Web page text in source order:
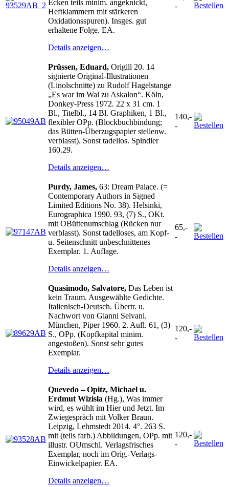
Ecken teils minim. angeknickt,
Heftklammern mit stärkeren
Oxidationsspuren). Insges. gut
erhaltene Folge. EA.
Details anzeigen…
-
Prüssen, Eduard, Origill 20. 14
signierte Original-Illustrationen
(Linolschnitte) zu Rudolf Hagelstange
„Es war im Wal zu Askalon“. Köln,
Donkey-Press 1972. 22 x 31 cm. 1
Bl., Titelbl., 14 Bl. Graphiken, 1 Bl.,
flexibler OPp. (Blockbuchbindung;
das Bütten-Überzugspapier stellenw.
verblasst). Sonst tadellos. Spindler
160.29.
Details anzeigen…
140,-
-
Purdy, James, 63: Dream Palace. (=
Contemporary Authors in Signed
Limited Editions No. 38). Helsinki,
Eurographica 1990. 93, (7) S., OKt.
mit OBüttenumschlag (Rücken nur
verblasst). Sonst tadelloses, am Kopf-
u. Seitenschnitt unbeschnittenes
Exemplar. 1. Auflage.
Details anzeigen…
65,-
-
Quasimodo, Salvatore, Das Leben ist
kein Traum. Ausgewählte Gedichte.
Italienisch-Deutsch. Übertr. u.
Nachwort von Gianni Selvani.
München, Piper 1960. 2. Aufl. 61, (3)
S., OPp. (Kopfkapital minim.
angestoßen). Sonst sehr gutes
Exemplar.
Details anzeigen…
120,-
-
Quevedo – Opitz, Michael u.
Erdmut Wizisla (Hg.), Was immer
wird, es wühlt im Hier und Jetzt. Im
Zwiegespräch mit Volker Braun.
Leipzig, Lehmstedt 2014. 4°. 263 S.
mit (teils farb.) Abbildungen, OPp. mit
illustr. OUmschl. Verlagsfrisches
Exemplar, noch im Orig.-Verlags-
Einwickelpapier. EA.
Details anzeigen…
120,-
-